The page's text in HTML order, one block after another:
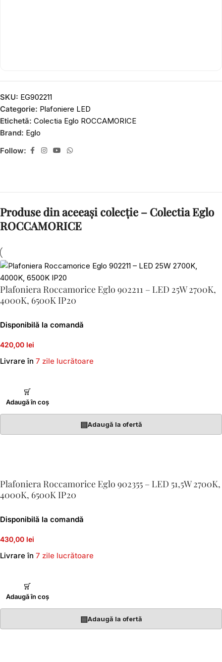
SKU: EG902211
Categorie: Plafoniere LED
Etichetă: Colectia Eglo ROCCAMORICE
Brand: Eglo
Follow:
Produse din aceeași colecție – Colectia Eglo
ROCCAMORICE
Plafoniera Roccamorice Eglo 902211 – LED 25W 2700K,
4000K, 6500K IP20
Disponibilă la comandă
420,00 lei
Livrare în 7 zile lucrătoare
Adaugă în coș
▤Adaugă la ofertă
Plafoniera Roccamorice Eglo 902355 – LED 51,5W 2700K,
4000K, 6500K IP20
Disponibilă la comandă
430,00 lei
Livrare în 7 zile lucrătoare
Adaugă în coș
▤Adaugă la ofertă